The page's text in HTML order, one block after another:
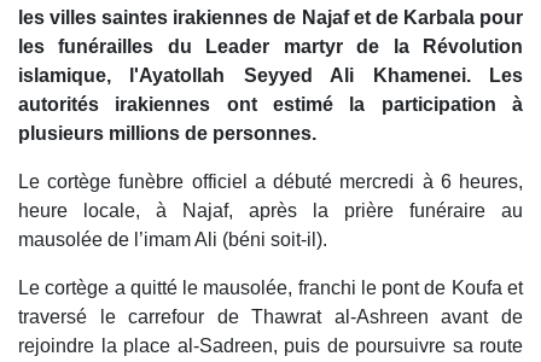
les villes saintes irakiennes de Najaf et de Karbala pour
les funérailles du Leader martyr de la Révolution
islamique, l'Ayatollah Seyyed Ali Khamenei. Les
autorités irakiennes ont estimé la participation à
plusieurs millions de personnes.
Le cortège funèbre officiel a débuté mercredi à 6 heures,
heure locale, à Najaf, après la prière funéraire au
mausolée de l’imam Ali (béni soit-il).
Le cortège a quitté le mausolée, franchi le pont de Koufa et
traversé le carrefour de Thawrat al-Ashreen avant de
rejoindre la place al-Sadreen, puis de poursuivre sa route